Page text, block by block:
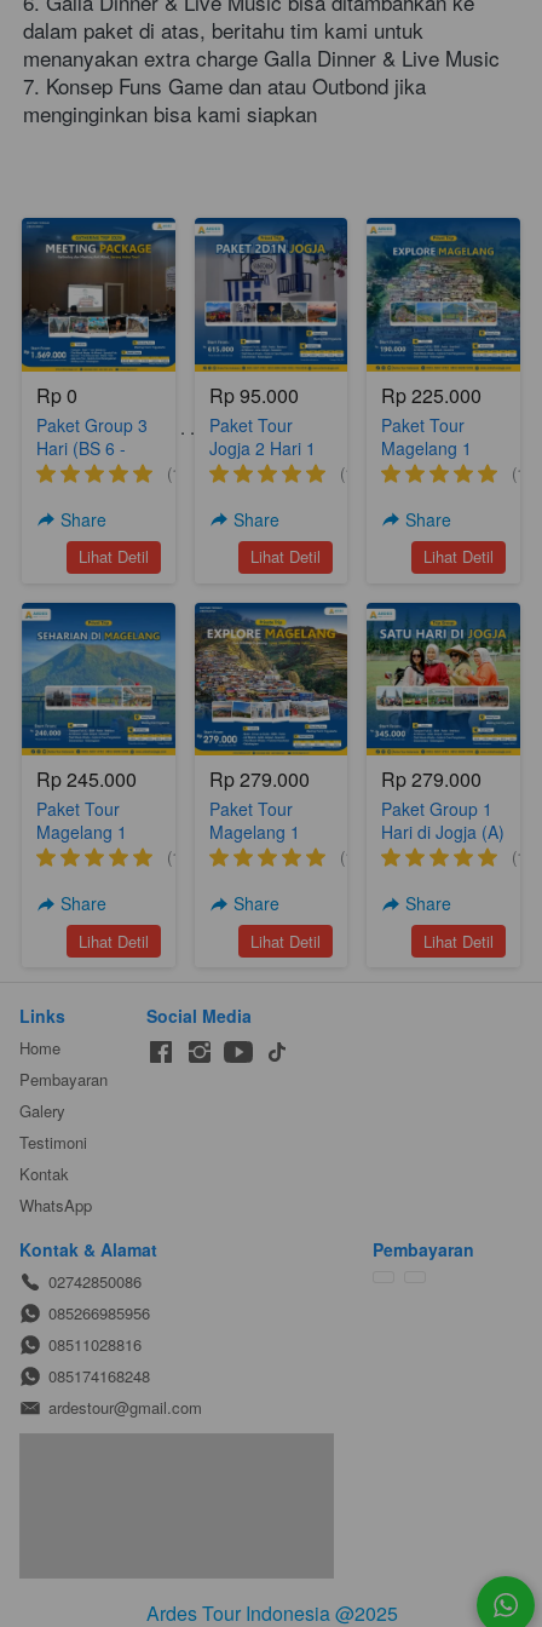
dalam paket di atas, beritahu tim kami untuk
menanyakan extra charge Galla Dinner & Live Music
7. Konsep Funs Game dan atau Outbond jika
menginginkan bisa kami siapkan
Paket Tour Lainnya . . . .
Rp 0
Paket Group 3
Hari (BS 6 -
Meeting
(1)
Share
`Lihat Detil
Rp 95.000
Paket Tour
Jogja 2 Hari 1
Malam Yogya
(1)
Share
`
Lihat Detil
Rp 225.000
Paket Tour
Magelang 1
hari (A18)
(1)
Share
`Lihat Detil
Rp 245.000
Paket Tour
Magelang 1
Hari (A17)
(1)
Share
`Lihat Detil
Rp 279.000
Paket Tour
Magelang 1
Hari Nepal Van
Nampan
Sukomakmur
(1)
Share
`
Lihat Detil
Rp 279.000
Paket Group 1
Hari di Jogja (A)
(1)
Share
`Lihat Detil
Links
Home
Pembayaran
Galery
Testimoni
Kontak
WhatsApp
Social Media
Kontak & Alamat
02742850086
085266985956
08511028816
085174168248
ardestour@gmail.com
Pembayaran
Ardes Tour Indonesia @2025